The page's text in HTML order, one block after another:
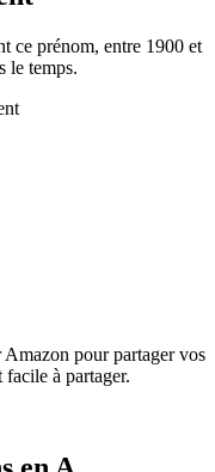
ce prénom, entre 1900 et
le temps.
Amazon pour partager vos
à partager.